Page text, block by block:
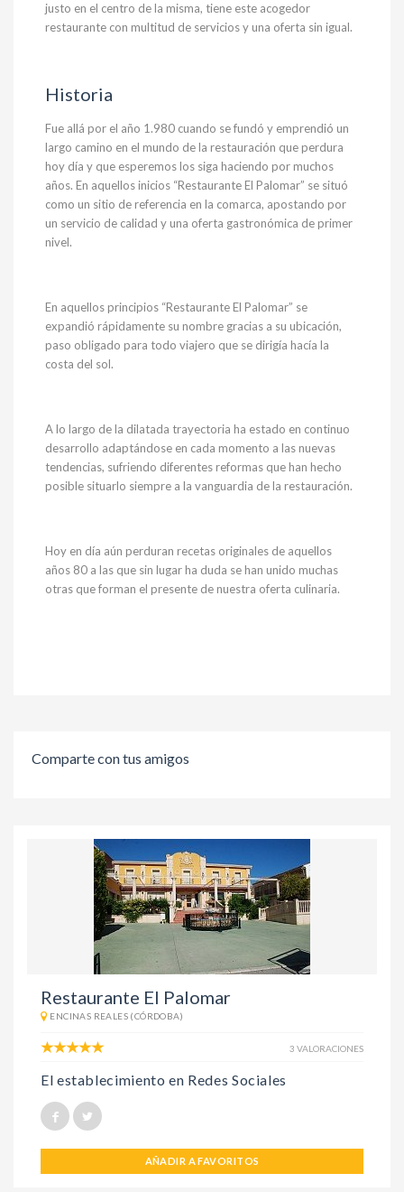
justo en el centro de la misma, tiene este acogedor
restaurante con multitud de servicios y una oferta sin igual.
Historia
Fue allá por el año 1.980 cuando se fundó y emprendió un
largo camino en el mundo de la restauración que perdura
hoy día y que esperemos los siga haciendo por muchos
años. En aquellos inicios “Restaurante El Palomar” se situó
como un sitio de referencia en la comarca, apostando por
un servicio de calidad y una oferta gastronómica de primer
nivel.
En aquellos principios “Restaurante El Palomar” se
expandió rápidamente su nombre gracias a su ubicación,
paso obligado para todo viajero que se dirigía hacía la
costa del sol.
A lo largo de la dilatada trayectoria ha estado en continuo
desarrollo adaptándose en cada momento a las nuevas
tendencias, sufriendo diferentes reformas que han hecho
posible situarlo siempre a la vanguardia de la restauración.
Hoy en día aún perduran recetas originales de aquellos
años 80 a las que sin lugar ha duda se han unido muchas
otras que forman el presente de nuestra oferta culinaria.
Comparte con tus amigos
Restaurante El Palomar
ENCINAS REALES (CÓRDOBA)
3 VALORACIONES
El establecimiento en Redes Sociales
AÑADIR A FAVORITOS